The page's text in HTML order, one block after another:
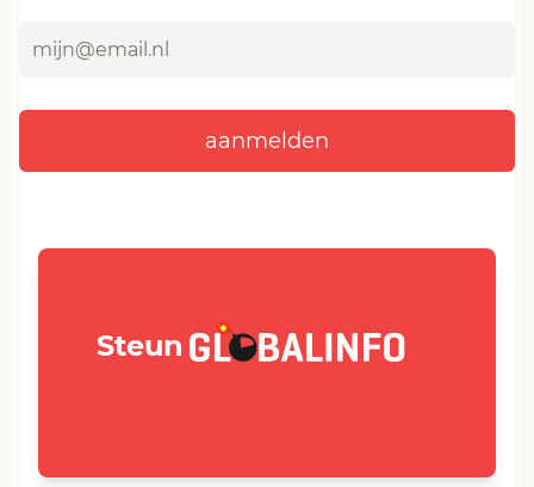
Steun GLOBALINFO.nl